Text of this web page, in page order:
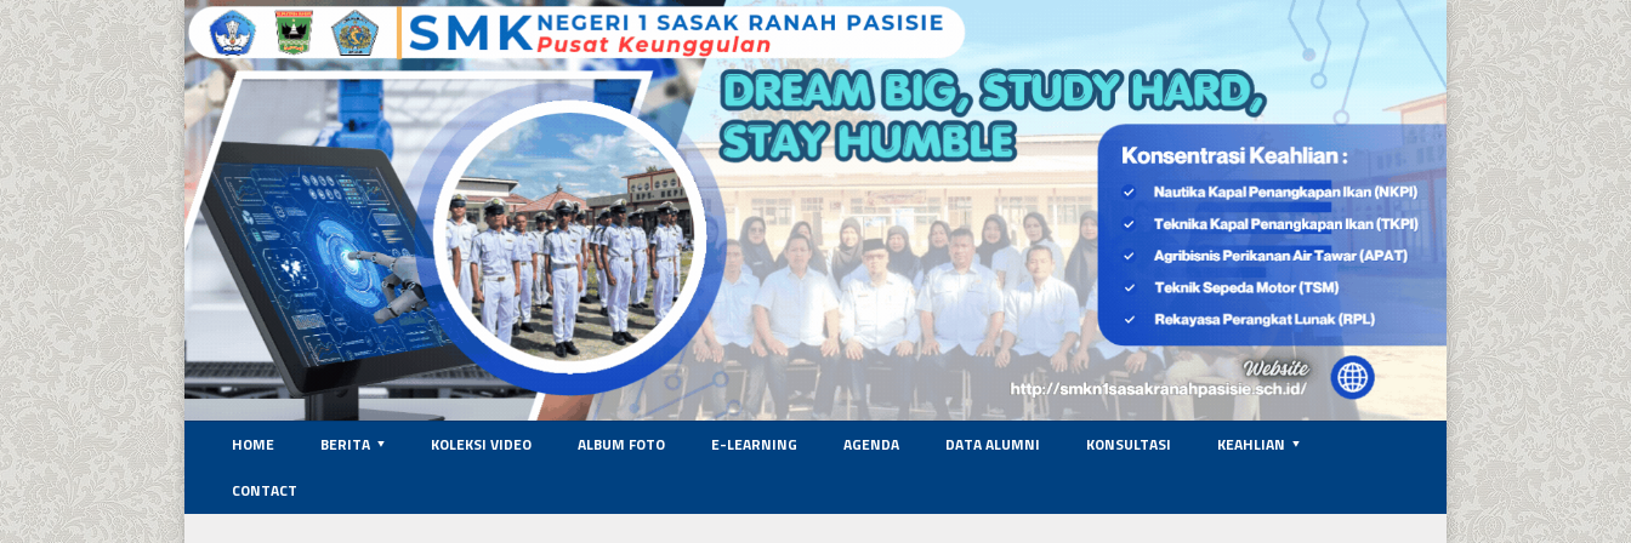
HOME BERITA KOLEKSI VIDEO ALBUM FOTO E-LEARNING AGENDA DATA ALUMNI KONSULTASI
KEAHLIAN
CONTACT